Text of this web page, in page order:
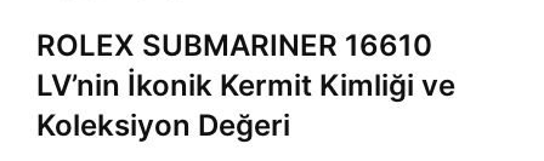
ROLEX SUBMARINER 16610
LV’nin İkonik Kermit Kimliği ve
Koleksiyon Değeri